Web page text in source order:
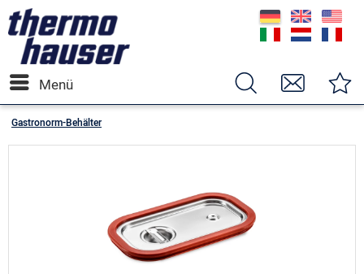
Menü
Gastronorm-Behälter